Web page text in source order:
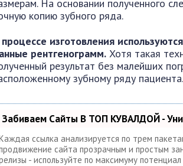
На основании полученного
копию зубного ряда.
изготовления
рентгенограмм. Хотя такая
результат без малейших
зубному ряду пациента.
Забиваем Сайты В ТОП КУВАЛДОЙ -
ссылка анализируется по трем
сайта прозрачным и простым
- используйте по максимуму